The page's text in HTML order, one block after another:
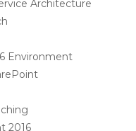
Architecture
Environment
2016